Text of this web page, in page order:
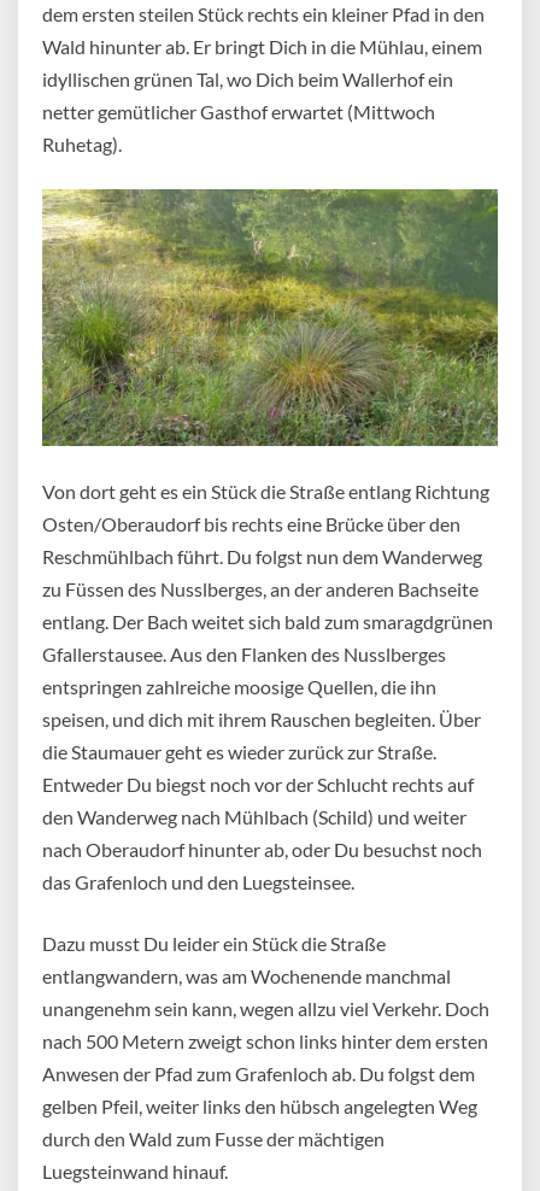
dem ersten steilen Stück rechts ein kleiner Pfad in den
Wald hinunter ab. Er bringt Dich in die Mühlau, einem
idyllischen grünen Tal, wo Dich beim Wallerhof ein
netter gemütlicher Gasthof erwartet (Mittwoch
Ruhetag).
Von dort geht es ein Stück die Straße entlang Richtung
Osten/Oberaudorf bis rechts eine Brücke über den
Reschmühlbach führt. Du folgst nun dem Wanderweg
zu Füssen des Nusslberges, an der anderen Bachseite
entlang. Der Bach weitet sich bald zum smaragdgrünen
Gfallerstausee. Aus den Flanken des Nusslberges
entspringen zahlreiche moosige Quellen, die ihn
speisen, und dich mit ihrem Rauschen begleiten. Über
die Staumauer geht es wieder zurück zur Straße.
Entweder Du biegst noch vor der Schlucht rechts auf
den Wanderweg nach Mühlbach (Schild) und weiter
nach Oberaudorf hinunter ab, oder Du besuchst noch
das Grafenloch und den Luegsteinsee.
Dazu musst Du leider ein Stück die Straße
entlangwandern, was am Wochenende manchmal
unangenehm sein kann, wegen allzu viel Verkehr. Doch
nach 500 Metern zweigt schon links hinter dem ersten
Anwesen der Pfad zum Grafenloch ab. Du folgst dem
gelben Pfeil, weiter links den hübsch angelegten Weg
durch den Wald zum Fusse der mächtigen
Luegsteinwand hinauf.